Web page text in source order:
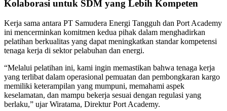
Kolaborasi untuk SDM yang Lebih Kompeten
Kerja sama antara PT Samudera Energi Tangguh dan Port Academy
ini mencerminkan komitmen kedua pihak dalam menghadirkan
pelatihan berkualitas yang dapat meningkatkan standar kompetensi
tenaga kerja di sektor pelabuhan dan energi.
“Melalui pelatihan ini, kami ingin memastikan bahwa tenaga kerja
yang terlibat dalam operasional pemuatan dan pembongkaran kargo
memiliki keterampilan yang mumpuni, memahami aspek
keselamatan, dan mampu bekerja sesuai dengan regulasi yang
berlaku,” ujar Wiratama, Direktur Port Academy.